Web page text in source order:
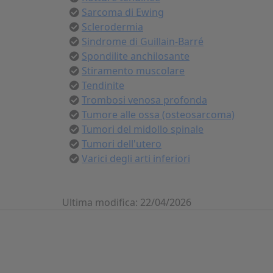
Sarcoma di Ewing
Sclerodermia
Sindrome di Guillain-Barré
Spondilite anchilosante
Stiramento muscolare
Tendinite
Trombosi venosa profonda
Tumore alle ossa (osteosarcoma)
Tumori del midollo spinale
Tumori dell'utero
Varici degli arti inferiori
Ultima modifica: 22/04/2026